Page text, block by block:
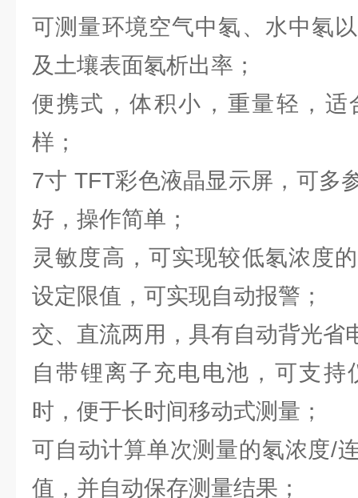
可测量环境空气中氡、水中氡
及土壤表面氡析出率；
便携式，体积小，重量轻，适
样；
7寸 TFT彩色液晶显示屏，可多
好，操作简单；
灵敏度高，可实现较低氡浓度
设定限值，可实现自动报警；
交、直流两用，具有自动背光省
自带锂离子充电电池，可支持
时，便于长时间移动式测量；
可自动计算单次测量的氡浓度/
值，并自动保存测量结果；